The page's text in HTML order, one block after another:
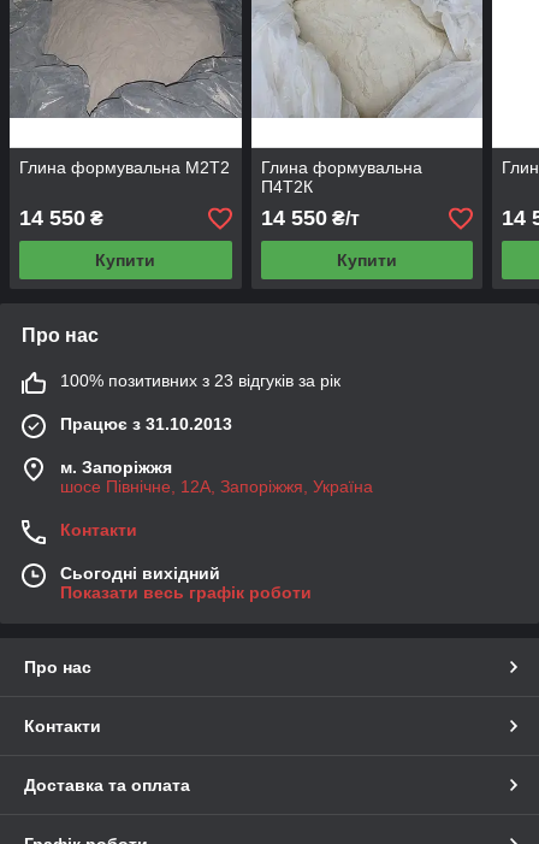
Глина формувальна М2Т2
14 550 ₴
Купити
Глина формувальна
П4Т2К
14 550₴/т
Купити
14
Про нас
100% позитивних з 23 відгуків за рік
Працює з 31.10.2013
м. Запоріжжя
шосе Північне, 12А, Запоріжжя, Україна
Контакти
Сьогодні вихідний
Показати весь графік роботи
Про нас
Контакти
Доставка та оплата